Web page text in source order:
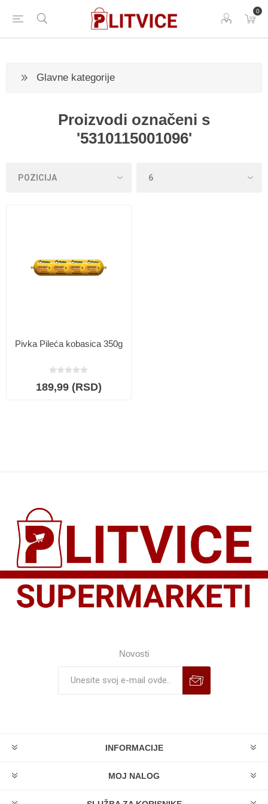
0
Glavne kategorije
Proizvodi označeni s
'5310115001096'
Pivka Pileća kobasica 350g
189,99 (RSD)
Novosti
INFORMACIJE
MOJ NALOG